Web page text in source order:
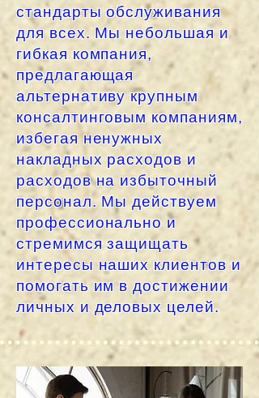
стандарты обслуживания
для всех. Мы небольшая и
гибкая компания,
предлагающая
альтернативу крупным
консалтинговым компаниям,
избегая ненужных
накладных расходов и
расходов на избыточный
персонал. Мы действуем
профессионально и
стремимся защищать
интересы наших клиентов и
помогать им в достижении
личных и деловых целей.